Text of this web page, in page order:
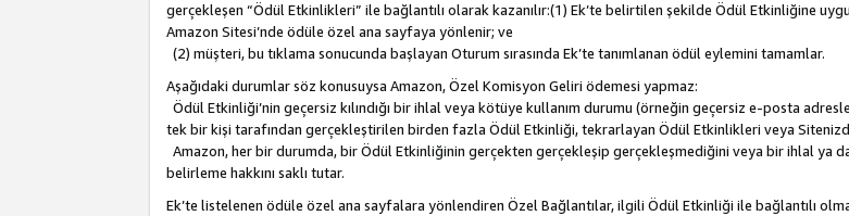
gerçekleşen “Ödül Etkinlikleri” ile bağlantılı olarak kazanılır:(1) Ek’te belirtilen şekilde Ödül Etkinliğine
Amazon Sitesi’nde ödüle özel ana sayfaya yönlenir; ve
(2) müşteri, bu tıklama sonucunda başlayan Oturum sırasında Ek’te tanımlanan ödül eylemini tamamlar.
Aşağıdaki durumlar söz konusuysa Amazon, Özel Komisyon Geliri ödemesi yapmaz:
Ödül Etkinliği’nin geçersiz kılındığı bir ihlal veya kötüye kullanım durumu (örneğin geçersiz e-posta
tek bir kişi tarafından gerçekleştirilen birden fazla Ödül Etkinliği, tekrarlayan Ödül Etkinlikleri veya
Amazon, her bir durumda, bir Ödül Etkinliğinin gerçekten gerçekleşip gerçekleşmediğini veya bir ihlal ya
belirleme hakkını saklı tutar.
Ek’te listelenen ödüle özel ana sayfalara yönlendiren Özel Bağlantılar, ilgili Ödül Etkinliği ile bağlantılı